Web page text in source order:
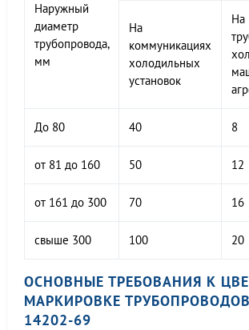
Наружный
диаметр
трубопровода,
мм
На
коммуникациях
холодильных
установок
На
До 80 40 8
от 81 до 160 50 12
от 161 до 300 70 16
свыше 300 100 20
ОСНОВНЫЕ ТРЕБОВАНИЯ К
МАРКИРОВКЕ
14202-69